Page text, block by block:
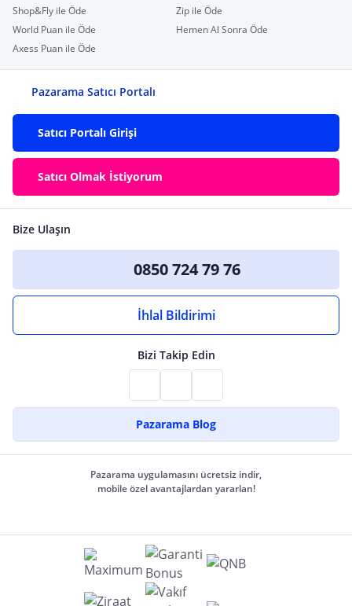
Shop&Fly ile Öde
Zip ile Öde
World Puan ile Öde
Hemen Al Sonra Öde
Axess Puan ile Öde
Pazarama Satıcı Portalı
Satıcı Portalı Girişi
Satıcı Olmak İstiyorum
Bize Ulaşın
0850 724 79 76
İhlal Bildirimi
Bizi Takip Edin
Pazarama Blog
Pazarama uygulamasını ücretsiz indir,
mobile özel avantajlardan yararlan!